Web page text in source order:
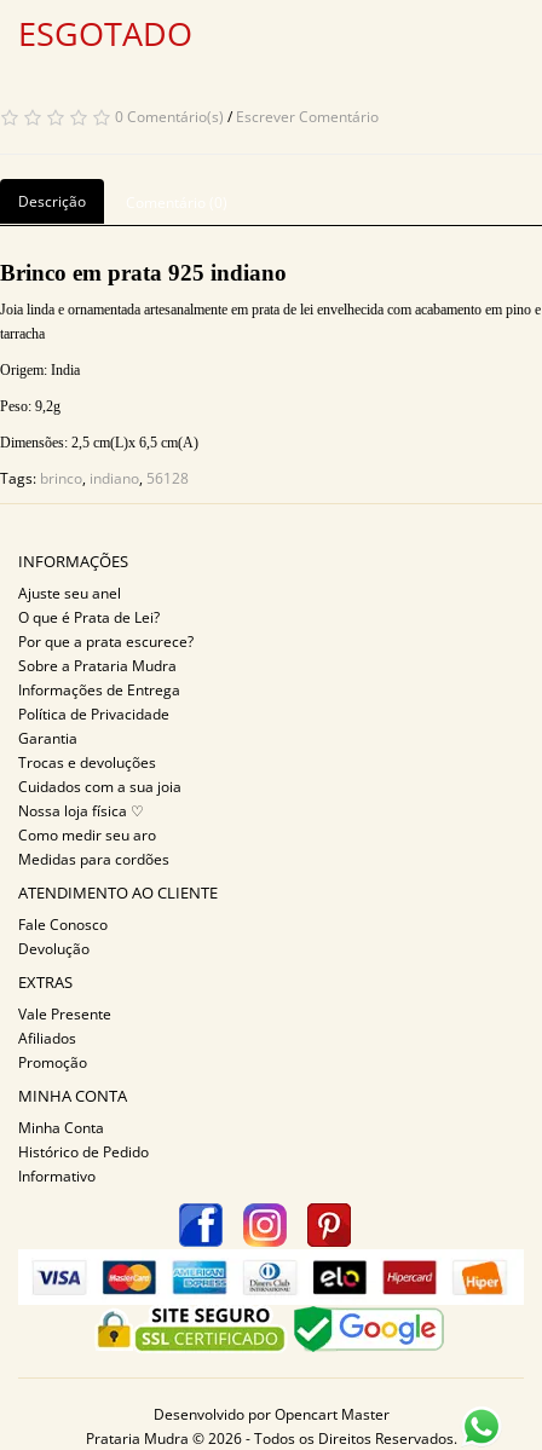
ESGOTADO
0 Comentário(s) /Escrever Comentário
Descrição
Brinco em prata 925 indiano
Joia linda e ornamentada artesanalmente em prata de lei envelhecida com acabamento em pino e
tarracha
Origem: India
Peso: 9,2g
Dimensões: 2,5 cm(L)x 6,5 cm(A)
Tags: brinco, indiano, 56128
INFORMAÇÕES
Ajuste seu anel
O que é Prata de Lei?
Por que a prata escurece?
Sobre a Prataria Mudra
Informações de Entrega
Política de Privacidade
Garantia
Trocas e devoluções
Cuidados com a sua joia
Nossa loja física ♡
Como medir seu aro
Medidas para cordões
ATENDIMENTO AO CLIENTE
Fale Conosco
Devolução
EXTRAS
Vale Presente
Afiliados
Promoção
MINHA CONTA
Minha Conta
Histórico de Pedido
Informativo
Desenvolvido porOpencart Master
Prataria Mudra © 2026 - Todos os Direitos Reservados.